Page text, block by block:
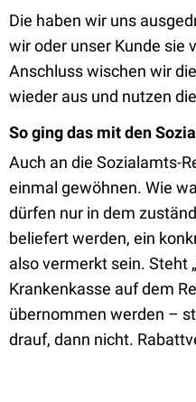
Die haben wir uns
wir oder unser Kunde sie
Anschluss wischen wir
wieder aus und nutzen
So ging das mit den
Auch an die Sozialamts-
einmal gewöhnen. Wie
dürfen nur in dem
beliefert werden, ein
also vermerkt sein. Steht
Krankenkasse auf dem
übernommen werden –
drauf, dann nicht.